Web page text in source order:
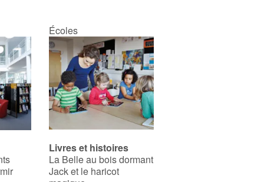
Écoles
Livres et histoires
La Belle au bois dormant
Jack et le haricot